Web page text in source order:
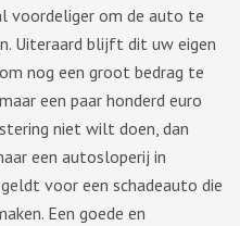
voordeliger om de auto te
Uiteraard blijft dit uw eigen
nog een groot bedrag te
een paar honderd euro
niet wilt doen, dan
een autosloperij in
voor een schadeauto die
Een goede en